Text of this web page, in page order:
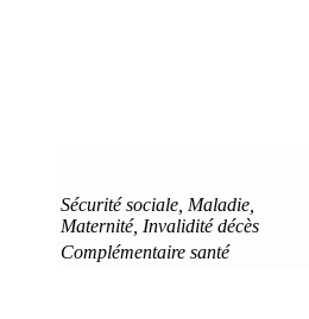
Sécurité sociale, Maladie,
Maternité, Invalidité décès
Complémentaire santé